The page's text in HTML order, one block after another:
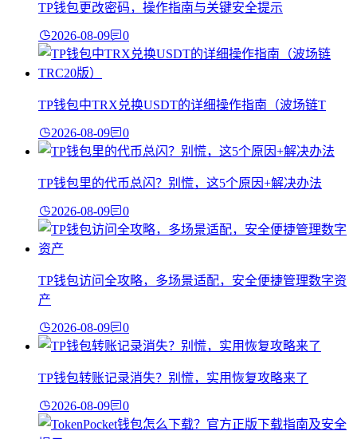
TP钱包更改密码，操作指南与关键安全提示
2026-08-09 0
TP钱包中TRX兑换USDT的详细操作指南（波场链T
2026-08-09 0
TP钱包里的代币总闪？别慌，这5个原因+解决办法
2026-08-09 0
TP钱包访问全攻略，多场景适配，安全便捷管理数字资
产
2026-08-09 0
TP钱包转账记录消失？别慌，实用恢复攻略来了
2026-08-09 0